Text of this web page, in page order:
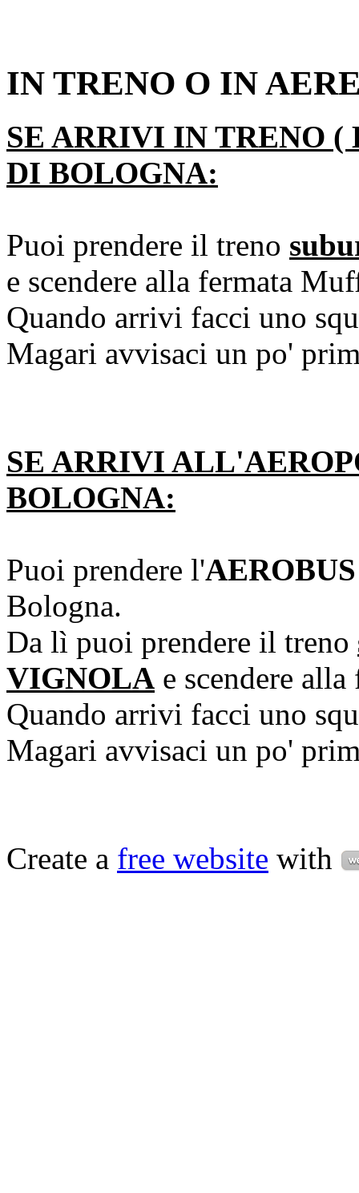
IN TRENO O IN
SE ARRIVI IN TRENO
DI BOLOGNA:
Puoi prendere il treno
e scendere alla fermata
Quando arrivi facci uno
Magari avvisaci un po'
SE ARRIVI
BOLOGNA:
Puoi prendere l'AEROBUS
Bologna.
Da lì puoi prendere il treno
VIGNOLA e scendere
Quando arrivi facci uno
Magari avvisaci un po'
Create a free website with